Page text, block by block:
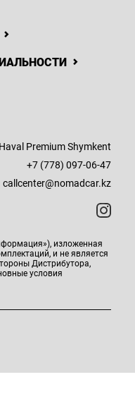
Premium Shymkent
+7 (778) 097-06-47
callcenter@nomadcar.kz
изложенная
и не является
Дистрибутора,
условия